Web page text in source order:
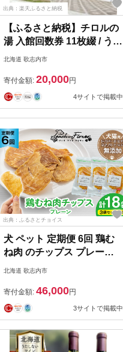
出典：楽天ふるさと納税
【ふるさと納税】チロルの
湯 入館回数券 11枚綴 / うた
しないチロルの湯 / 北海道
北海道 歌志内市
寄付金額: 20,000円
4サイトで掲載中
出典：ふるさとチョイス
犬 ペット 定期便 6回 鶏む
ね肉 のチップス プレーン
30g 3袋 計90g [ ピーチアン
市 01227ai053 ] ペットフー
ド ドッグフード 犬 いぬ 猫
ねこ ペット おやつ 餌 エサ
ふるさと納税
北海道 歌志内市
寄付金額: 46,000円
3サイトで掲載中